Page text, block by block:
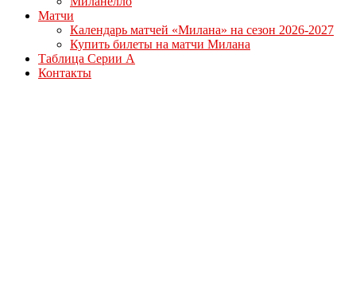
Матчи
Календарь матчей «Милана» на сезон 2026-2027
Купить билеты на матчи Милана
Таблица Серии А
Контакты